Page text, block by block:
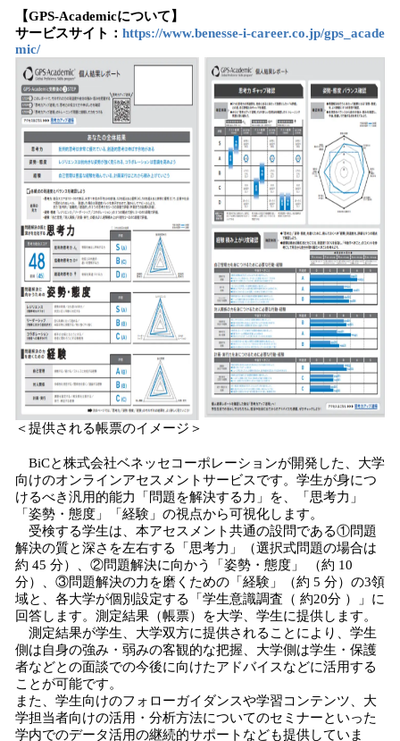
【GPS-Academicについて】
サービスサイト： https://www.benesse-i-career.co.jp/gps_acade
mic/
＜提供される帳票のイメージ＞
BiCと株式会社ベネッセコーポレーションが開発した、大学
向けのオンラインアセスメントサービスです。学生が身につ
けるべき汎用的能力「問題を解決する力」を、「思考力」
「姿勢・態度」「経験」の視点から可視化します。
受検する学生は、本アセスメント共通の設問である①問題
解決の質と深さを左右する「思考⼒」（選択式問題の場合は
約 45 分）、②問題解決に向かう「姿勢・態度」 （約 10
分）、③問題解決の⼒を磨くための「経験」（約 5 分）の3領
域と、各大学が個別設定する「学⽣意識調査（ 約20分 ）」に
回答します。測定結果（帳票）を大学、学生に提供します。
測定結果が学生、大学双方に提供されることにより、学生
側は自身の強み・弱みの客観的な把握、大学側は学生・保護
者などとの面談での今後に向けたアドバイスなどに活用する
ことが可能です。
また、学生向けのフォローガイダンスや学習コンテンツ、大
学担当者向けの活用・分析方法についてのセミナーといった
学内でのデータ活用の継続的サポートなども提供していま